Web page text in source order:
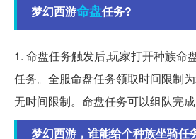
梦幻西游命盘任务?
1. 命盘任务触发后,玩家打开种族命
任务。全服命盘任务领取时间限制
无时间限制。命盘任务可以组队完成
梦幻西游，谁能给个种族坐骑任